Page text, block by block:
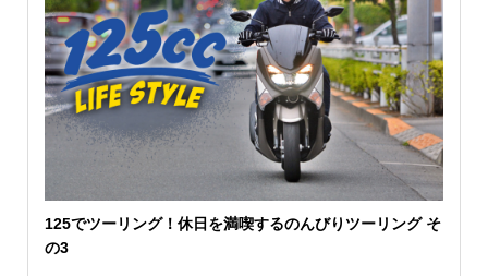
125でツーリング！休日を満喫するのんびりツーリング そ
の3